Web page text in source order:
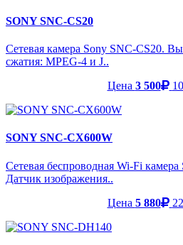
SONY SNC-CS20
Сетевая камера Sony SNC-CS20.
сжатия: MPEG-4 и J..
Цена 3 500
SONY SNC-CX600W
Сетевая беспроводная Wi-Fi
Датчик изображения..
Цена 5 880